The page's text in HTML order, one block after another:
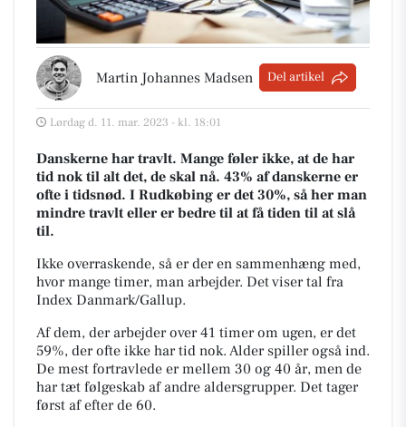
Martin Johannes Madsen Del artikel
Lørdag d. 11. mar. 2023 - kl. 18:01
Danskerne har travlt. Mange føler ikke, at de har
tid nok til alt det, de skal nå. 43% af danskerne er
ofte i tidsnød. I Rudkøbing er det 30%, så her man
mindre travlt eller er bedre til at få tiden til at slå
til.
Ikke overraskende, så er der en sammenhæng med,
hvor mange timer, man arbejder. Det viser tal fra
Index Danmark/Gallup.
Af dem, der arbejder over 41 timer om ugen, er det
59%, der ofte ikke har tid nok. Alder spiller også ind.
De mest fortravlede er mellem 30 og 40 år, men de
har tæt følgeskab af andre aldersgrupper. Det tager
først af efter de 60.